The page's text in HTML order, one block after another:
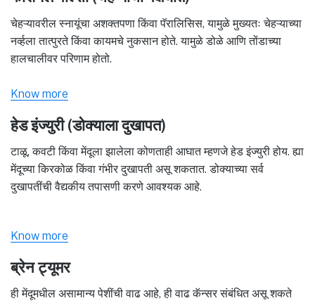
चेहऱ्यावरील स्नायूंचा अशक्तपणा किंवा पॅरालिसिस, यामुळे मुख्यतः चेहऱ्याच्या
नर्व्हला तात्पुरते किंवा कायमचे नुकसान होते. यामुळे डोळे आणि तोंडाच्या
हालचालीवर परिणाम होतो.
Know more
हेड इंज्युरी (डोक्याला दुखापत)
टाळू, कवटी किंवा मेंदूला झालेला कोणताही आघात म्हणजे हेड इंज्युरी होय. ह्या
मेंदूच्या किरकोळ किंवा गंभीर दुखापती असू शकतात. डोक्याच्या सर्व
दुखापतींची वैद्यकीय तपासणी करणे आवश्यक आहे.
Know more
ब्रेन ट्यूमर
ही मेंदूमधील असामान्य पेशींची वाढ आहे, ही वाढ कॅन्सर संबंधित असू शकते